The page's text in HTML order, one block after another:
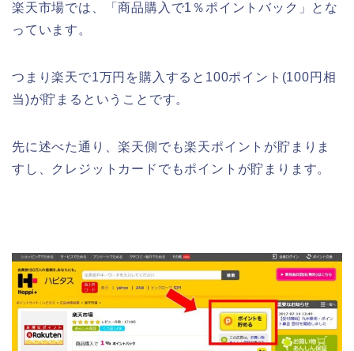
楽天市場では、「商品購入で1％ポイントバック」とな
っています。
つまり楽天で1万円を購入すると100ポイント(100円相
当)が貯まるということです。
先に述べた通り、楽天側でも楽天ポイントが貯まりま
すし、クレジットカードでもポイントが貯まります。